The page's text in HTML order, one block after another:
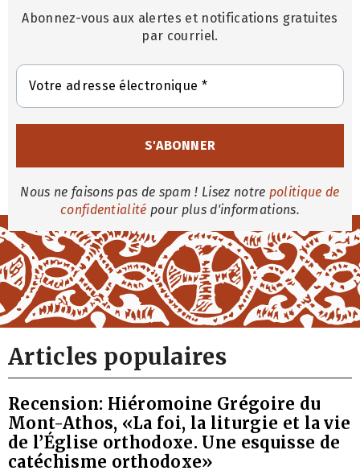
Abonnez-vous aux alertes et notifications gratuites
par courriel.
Nous ne faisons pas de spam ! Lisez notre politique de
confidentialité pour plus d'informations.
Articles populaires
Recension: Hiéromoine Grégoire du
Mont-Athos, «La foi, la liturgie et la vie
de l’Église orthodoxe. Une esquisse de
catéchisme orthodoxe»